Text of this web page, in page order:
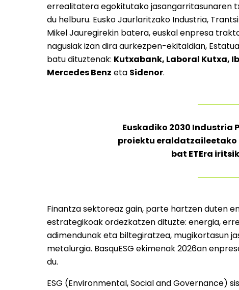
errealitatera egokitutako jasangarritasunaren
du helburu. Eusko Jaurlaritzako Industria,
Mikel Jauregirekin batera, euskal enpresa
nagusiak izan dira aurkezpen-ekitaldian,
batu dituztenak: Kutxabank, Laboral Kutxa,
Mercedes Benz eta Sidenor.
Euskadiko 2030 Industria
proiektu eraldatzaileetako
bat ETEra
Finantza sektoreaz gain, parte hartzen duten
estrategikoak ordezkatzen dituzte: energia,
adimendunak eta biltegiratzea, mugikortasun
metalurgia. BasquESG ekimenak 2026an
du.
ESG (Environmental, Social and Governance)